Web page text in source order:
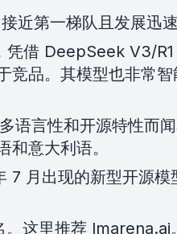
近第一梯队且发展迅
借 DeepSeek V3/
竞品。其模型也非常
语言性和开源特性而
和意大利语。
月出现的新型开源
这里推荐